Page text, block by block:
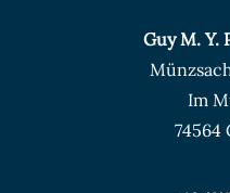
Guy M. Y.
Im
74564